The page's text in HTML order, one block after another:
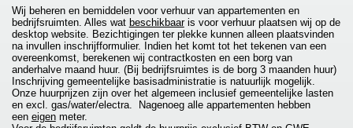
Wij beheren en bemiddelen voor verhuur van appartementen en
bedrijfsruimten. Alles wat beschikbaaris voor verhuur plaatsen wij op de
desktop website. Bezichtigingen ter plekke kunnen alleen plaatsvinden
na invullen inschrijfformulier. Indien het komt tot het tekenen van een
overeenkomst, berekenen wij contractkosten en een borg van
anderhalve maand huur. (Bij bedrijfsruimtes is de borg 3 maanden huur)
Inschrijving gemeentelijke basisadministratie is natuurlijk mogelijk.
Onze huurprijzen zijn over het algemeen inclusief gemeentelijke lasten
en excl. gas/water/electra. Nagenoeg alle appartementen hebben
een eigenmeter.